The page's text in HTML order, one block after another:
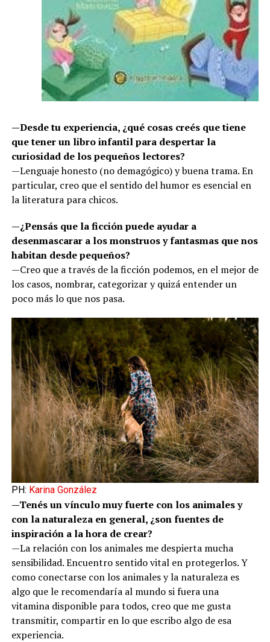
—Desde tu experiencia, ¿qué cosas creés que tiene
que tener un libro infantil para despertar la
curiosidad de los pequeños lectores?
—Lenguaje honesto (no demagógico) y buena trama. En
particular, creo que el sentido del humor es esencial en
la literatura para chicos.
—¿Pensás que la ficción puede ayudar a
desenmascarar a los monstruos y fantasmas que nos
habitan desde pequeños?
—Creo que a través de la ficción podemos, en el mejor de
los casos, nombrar, categorizar y quizá entender un
poco más lo que nos pasa.
PH: Karina González
—Tenés un vínculo muy fuerte con los animales y
con la naturaleza en general, ¿son fuentes de
inspiración a la hora de crear?
—La relación con los animales me despierta mucha
sensibilidad. Encuentro sentido vital en protegerlos. Y
como conectarse con los animales y la naturaleza es
algo que le recomendaría al mundo si fuera una
vitamina disponible para todos, creo que me gusta
transmitir, compartir en lo que escribo algo de esa
experiencia.